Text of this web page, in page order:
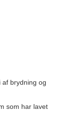
brydning og
som har lavet